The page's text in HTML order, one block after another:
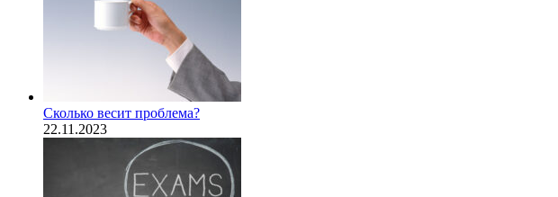
Сколько весит проблема?
22.11.2023